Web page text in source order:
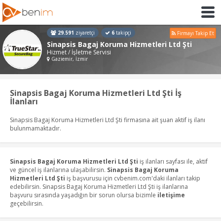
29.591 ziyaretçi 6 takipçi Firmayı Takip Et
Sinapsis Bagaj Koruma Hizmetleri Ltd Şti
Hizmet / İşletme Servisi
Gaziemir, İzmir
Sinapsis Bagaj Koruma Hizmetleri Ltd Şti İş
İlanları
Sinapsis Bagaj Koruma Hizmetleri Ltd Şti firmasına ait şuan aktif iş ilanı
bulunmamaktadır.
Sinapsis Bagaj Koruma Hizmetleri Ltd Şti iş ilanları sayfası ile, aktif
ve güncel iş ilanlarına ulaşabilirsin. Sinapsis Bagaj Koruma
Hizmetleri Ltd Şti iş başvurusu için cvbenim.com'daki ilanları takip
edebilirsin. Sinapsis Bagaj Koruma Hizmetleri Ltd Şti iş ilanlarına
başvuru sırasında yaşadığın bir sorun olursa bizimle iletişime
geçebilirsin.